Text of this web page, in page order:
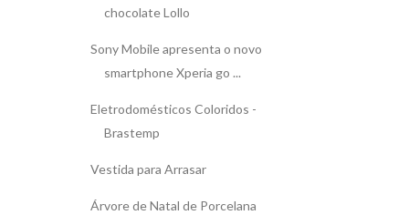
chocolate Lollo
Sony Mobile apresenta o novo
smartphone Xperia go ...
Eletrodomésticos Coloridos -
Brastemp
Vestida para Arrasar
Árvore de Natal de Porcelana